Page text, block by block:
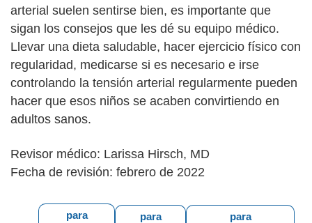
arterial suelen sentirse bien, es importante que
sigan los consejos que les dé su equipo médico.
Llevar una dieta saludable, hacer ejercicio físico con
regularidad, medicarse si es necesario e irse
controlando la tensión arterial regularmente pueden
hacer que esos niños se acaben convirtiendo en
adultos sanos.
Revisor médico: Larissa Hirsch, MD
Fecha de revisión: febrero de 2022
para
para
para